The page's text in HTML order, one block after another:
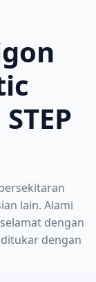
lain. Alami
dengan
dengan